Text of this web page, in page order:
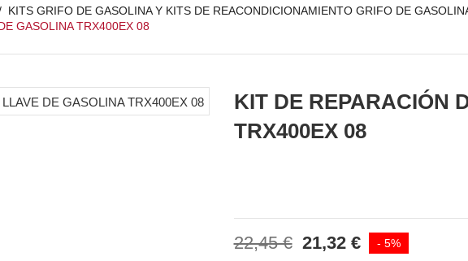
KITS GRIFO DE GASOLINA Y KITS DE REACONDICIONAMIENTO GRIFO DE
GASOLINA TRX400EX 08
KIT DE REPARACIÓN
TRX400EX 08
22,45 € 21,32 € - 5%